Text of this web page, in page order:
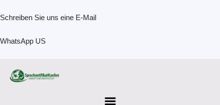
to
Schreiben Sie uns eine E-Mail
WhatsApp US
Menu
for: